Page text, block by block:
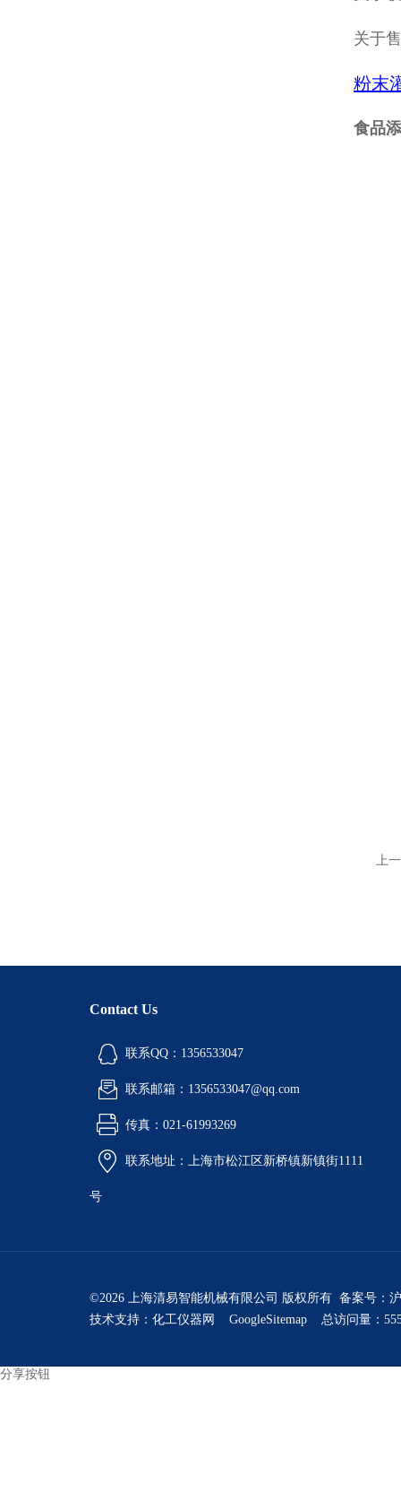
关于
粉末
食品
上
Contact Us
联系QQ：1356533047
联系邮箱：1356533047@qq.com
传真：021-61993269
联系地址：上海市松江区新桥镇新镇街1111
号
©2026 上海清易智能机械有限公司 版权所有 备案号：
技术支持： 化工仪器网 GoogleSitemap 总访问量：
分享按钮